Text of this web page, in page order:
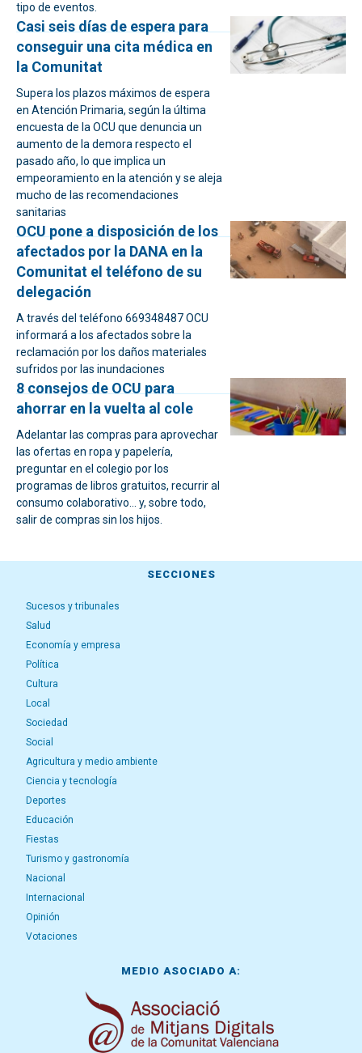
tipo de eventos.
Casi seis días de espera para
conseguir una cita médica en
la Comunitat
Supera los plazos máximos de espera
en Atención Primaria, según la última
encuesta de la OCU que denuncia un
aumento de la demora respecto el
pasado año, lo que implica un
empeoramiento en la atención y se aleja
mucho de las recomendaciones
sanitarias
OCU pone a disposición de los
afectados por la DANA en la
Comunitat el teléfono de su
delegación
A través del teléfono 669348487 OCU
informará a los afectados sobre la
reclamación por los daños materiales
sufridos por las inundaciones
8 consejos de OCU para
ahorrar en la vuelta al cole
Adelantar las compras para aprovechar
las ofertas en ropa y papelería,
preguntar en el colegio por los
programas de libros gratuitos, recurrir al
consumo colaborativo… y, sobre todo,
salir de compras sin los hijos.
SECCIONES
Sucesos y tribunales
Salud
Economía y empresa
Política
Cultura
Local
Sociedad
Social
Agricultura y medio ambiente
Ciencia y tecnología
Deportes
Educación
Fiestas
Turismo y gastronomía
Nacional
Internacional
Opinión
Votaciones
MEDIO ASOCIADO A: